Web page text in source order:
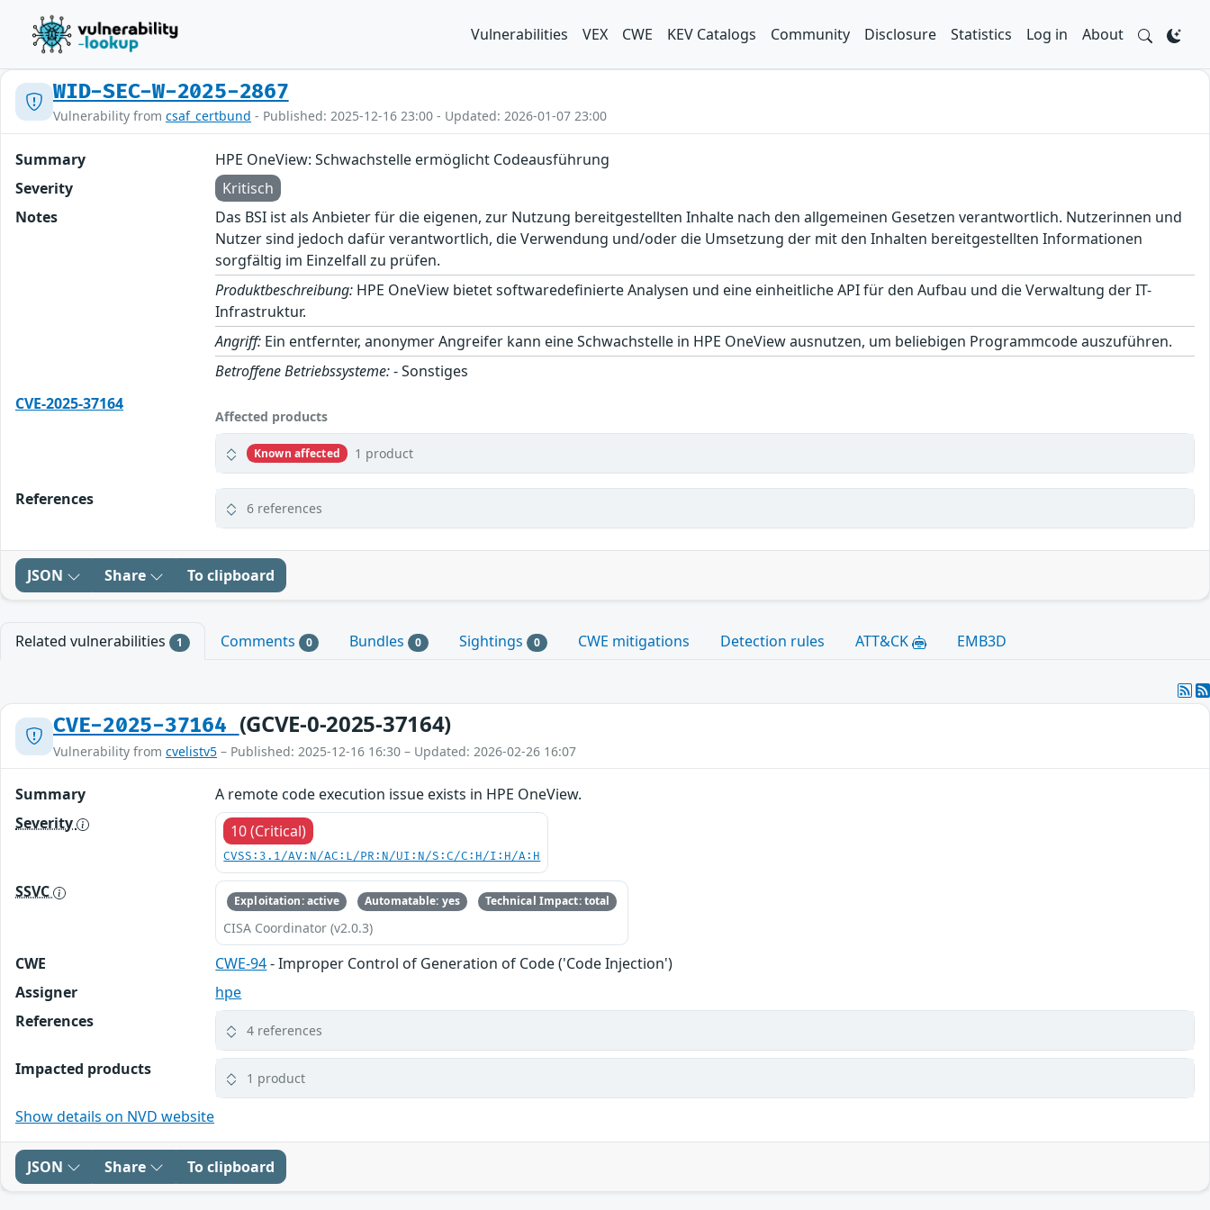
Vulnerabilities VEX CWE KEV Catalogs Community Disclosure Statistics Log in About
WID-SEC-W-2025-2867
Vulnerability from csaf_certbund - Published: 2025-12-16 23:00 - Updated: 2026-01-07 23:00
Summary
HPE OneView: Schwachstelle ermöglicht Codeausführung
Severity
Kritisch
Notes
Das BSI ist als Anbieter für die eigenen, zur Nutzung bereitgestellten Inhalte nach den allgemeinen Gesetzen verantwortlich. Nutzerinnen und
Nutzer sind jedoch dafür verantwortlich, die Verwendung und/oder die Umsetzung der mit den Inhalten bereitgestellten Informationen
sorgfältig im Einzelfall zu prüfen.
Produktbeschreibung: HPE OneView bietet softwaredefinierte Analysen und eine einheitliche API für den Aufbau und die Verwaltung der IT-
Infrastruktur.
Angriff: Ein entfernter, anonymer Angreifer kann eine Schwachstelle in HPE OneView ausnutzen, um beliebigen Programmcode auszuführen.
Betroffene Betriebssysteme:- Sonstiges
CVE-2025-37164
Affected products
Known affected 1 product
References 6 references
JSON Share To clipboard
Related vulnerabilities 1 Comments 0 Bundles 0 Sightings 0 CWE mitigations Detection rules ATT&CK EMB3D
CVE-2025-37164 (GCVE-0-2025-37164)
Vulnerability from cvelistv5 – Published: 2025-12-16 16:30 – Updated: 2026-02-26 16:07
Summary
A remote code execution issue exists in HPE OneView.
Severity
10 (Critical)
CVSS:3.1/AV:N/AC:L/PR:N/UI:N/S:C/C:H/I:H/A:H
SSVC Exploitation: active Automatable: yes Technical Impact: total
CISA Coordinator (v2.0.3)
CWE CWE-94- Improper Control of Generation of Code ('Code Injection')
Assigner
hpe
References
4 references
Impacted products 1 product
Show details on NVD website
JSON Share To clipboard